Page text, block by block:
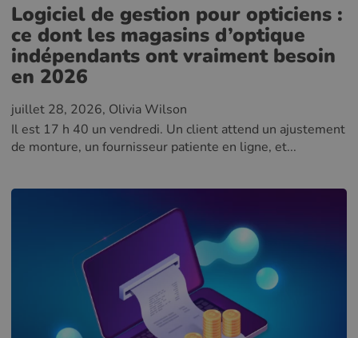
Logiciel de gestion pour opticiens :
ce dont les magasins d’optique
indépendants ont vraiment besoin
en 2026
juillet 28, 2026, Olivia Wilson
Il est 17 h 40 un vendredi. Un client attend un ajustement
de monture, un fournisseur patiente en ligne, et...